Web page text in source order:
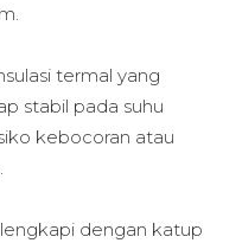
termal yang
stabil pada suhu
kebocoran atau
dengan katup